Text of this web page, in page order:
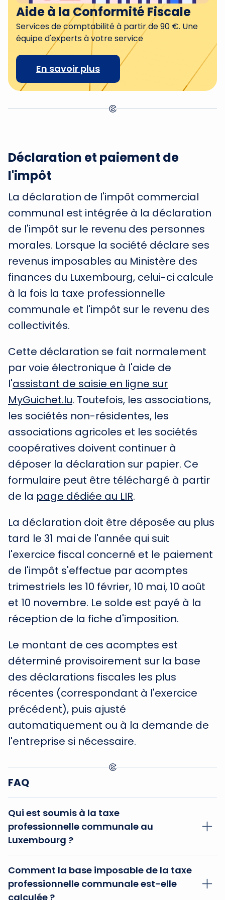
Aide à la Conformité Fiscale
Services de comptabilité à partir de 90 €. Une
équipe d'experts à votre service
En savoir plus
Déclaration et paiement de
l'impôt
La déclaration de l'impôt commercial
communal est intégrée à la déclaration
de l'impôt sur le revenu des personnes
morales. Lorsque la société déclare ses
revenus imposables au Ministère des
finances du Luxembourg, celui-ci calcule
à la fois la taxe professionnelle
communale et l'impôt sur le revenu des
collectivités.
Cette déclaration se fait normalement
par voie électronique à l'aide de
l'assistant de saisie en ligne sur
MyGuichet.lu. Toutefois, les associations,
les sociétés non-résidentes, les
associations agricoles et les sociétés
coopératives doivent continuer à
déposer la déclaration sur papier. Ce
formulaire peut être téléchargé à partir
de la page dédiée au LIR.
La déclaration doit être déposée au plus
tard le 31 mai de l'année qui suit
l'exercice fiscal concerné et le paiement
de l'impôt s'effectue par acomptes
trimestriels les 10 février, 10 mai, 10 août
et 10 novembre. Le solde est payé à la
réception de la fiche d'imposition.
Le montant de ces acomptes est
déterminé provisoirement sur la base
des déclarations fiscales les plus
récentes (correspondant à l'exercice
précédent), puis ajusté
automatiquement ou à la demande de
l'entreprise si nécessaire.
FAQ
Qui est soumis à la taxe
professionnelle communale au
Luxembourg ?
opérant au Luxembourg, qu'elles soient
résidentes ou non-résidentes, dès lors qu'elles
Comment la base imposable de la taxe
professionnelle communale est-elle
calculée ?